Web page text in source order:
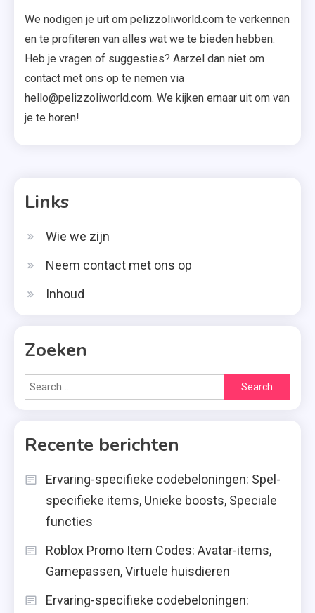
We nodigen je uit om pelizzoliworld.com te verkennen
en te profiteren van alles wat we te bieden hebben.
Heb je vragen of suggesties? Aarzel dan niet om
contact met ons op te nemen via
hello@pelizzoliworld.com. We kijken ernaar uit om van
je te horen!
Links
Wie we zijn
Neem contact met ons op
Inhoud
Zoeken
Search
for:
Recente berichten
Ervaring-specifieke codebeloningen: Spel-
specifieke items, Unieke boosts, Speciale
functies
Roblox Promo Item Codes: Avatar-items,
Gamepassen, Virtuele huisdieren
Ervaring-specifieke codebeloningen: